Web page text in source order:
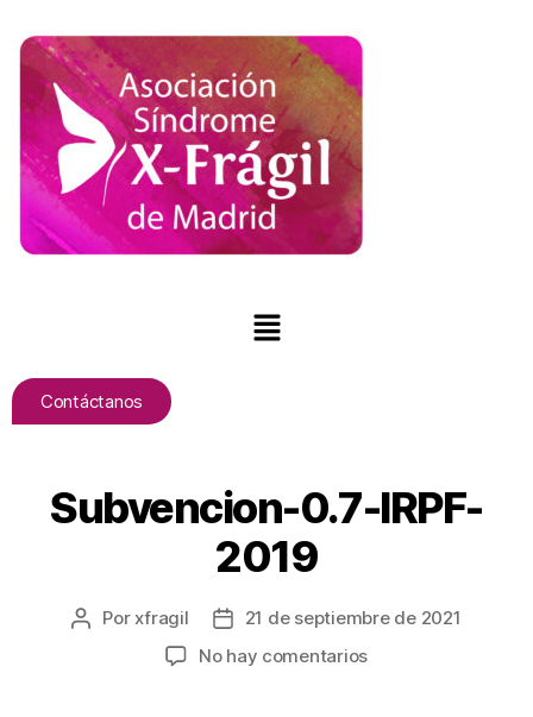
Contáctanos
Subvencion-0.7-IRPF-
2019
Porxfragil
21 de septiembre de 2021
No hay comentarios